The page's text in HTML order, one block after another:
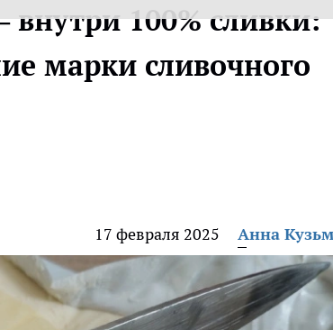
внутри 100% сливки:
марки сливочного
17 февраля 2025 Анна